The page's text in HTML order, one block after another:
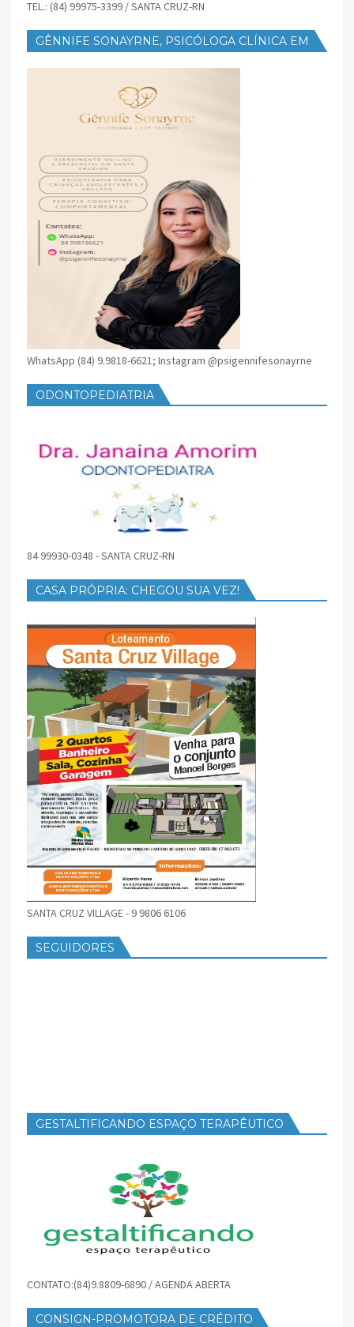
TEL.: (84) 99975-3399 / SANTA CRUZ-RN
GÊNNIFE SONAYRNE, PSICÓLOGA CLÍNICA EM
WhatsApp (84) 9.9818-6621; Instagram @psigennifesonayrne
ODONTOPEDIATRIA
84 99930-0348 - SANTA CRUZ-RN
CASA PRÓPRIA: CHEGOU SUA VEZ!
SANTA CRUZ VILLAGE - 9 9806 6106
SEGUIDORES
GESTALTIFICANDO ESPAÇO TERAPÊUTICO
CONTATO:(84)9.8809-6890 / AGENDA ABERTA
CONSIGN-PROMOTORA DE CRÉDITO